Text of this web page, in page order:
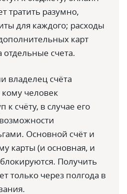
тратить разумно,
для каждого; расходы
карт
счета.
владелец счёта
кому человек
к счёту, в случае его
Основной счёт и
карты (и основная, и
Получить
только через полгода в